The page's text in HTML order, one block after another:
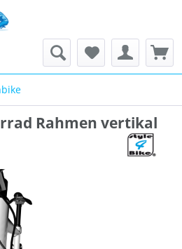
Rahmen vertikal